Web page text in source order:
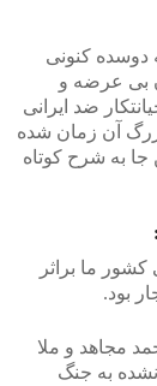
دوسده کنونی
بی عرضه و
ضد ایرانی
آن زمان شده
به شرح کوتاه
ما براثر
بود.
مجاهد و ملا
به جنگ